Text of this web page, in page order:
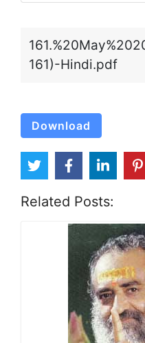
161)-Hindi.pdf
Download
Related Posts: